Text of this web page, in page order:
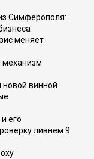
Симферополя:
меняет
механизм
новой винной
его
ливнем 9